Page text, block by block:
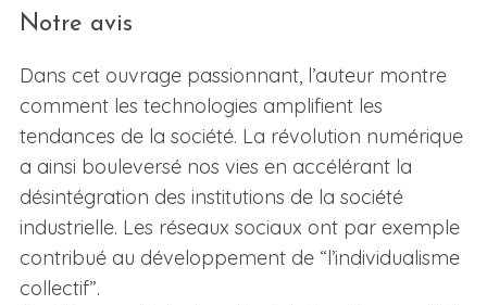
Notre avis
Dans cet ouvrage passionnant, l’auteur montre
comment les technologies amplifient les
tendances de la société. La révolution numérique
a ainsi bouleversé nos vies en accélérant la
désintégration des institutions de la société
industrielle. Les réseaux sociaux ont par exemple
contribué au développement de “l’individualisme
collectif”.